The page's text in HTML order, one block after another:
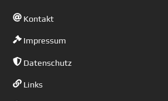
Kontakt
Impressum
Datenschutz
Links